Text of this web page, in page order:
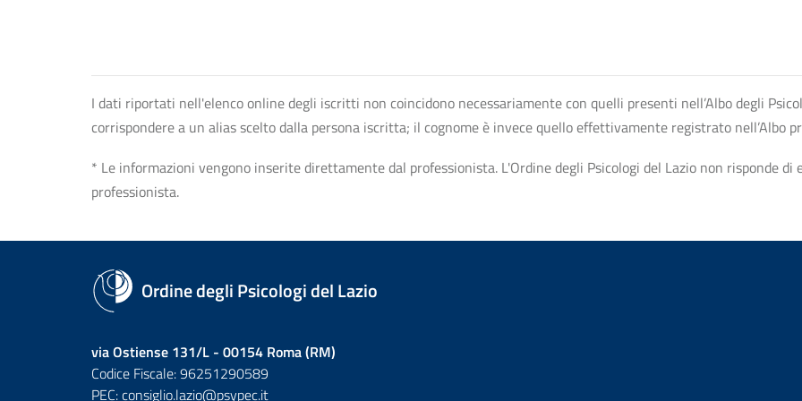
I dati riportati nell'elenco online degli iscritti non coincidono necessariamente con quelli presenti nell’Albo degli
corrispondere a un alias scelto dalla persona iscritta; il cognome è invece quello effettivamente registrato nell’Albo
* Le informazioni vengono inserite direttamente dal professionista. L'Ordine degli Psicologi del Lazio non risponde
professionista.
Ordine degli Psicologi del Lazio
via Ostiense 131/L - 00154 Roma (RM)
Codice Fiscale: 96251290589
PEC:consiglio.lazio@psypec.it